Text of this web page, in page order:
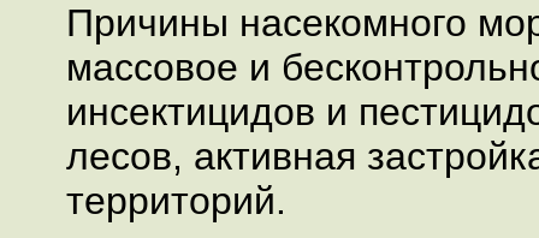
Причины насекомного
массовое и
инсектицидов и
лесов, активная
территорий.